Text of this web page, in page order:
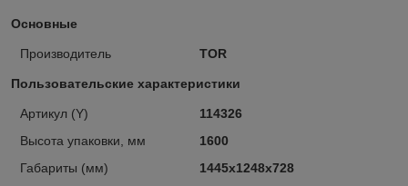
Основные
Производитель TOR
Пользовательские характеристики
Артикул (Y)
114326
Высота упаковки, мм
1600
Габариты (мм)
1445х1248х728